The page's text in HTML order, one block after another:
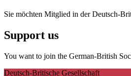
Sie möchten Mitglied in der Deutsch-
Support us
You want to join the German-British
Deutsch-Britische Gesellschaft